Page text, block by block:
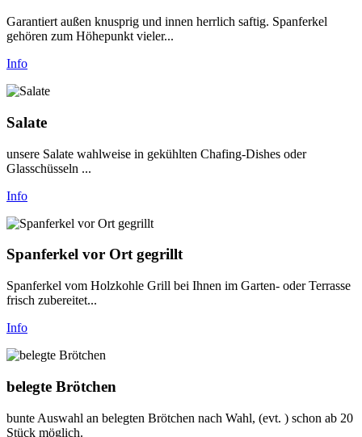
Garantiert außen knusprig und innen herrlich saftig. Spanferkel
gehören zum Höhepunkt vieler...
Info
Salate
unsere Salate wahlweise in gekühlten Chafing-Dishes oder
Glasschüsseln ...
Info
Spanferkel vor Ort gegrillt
Spanferkel vom Holzkohle Grill bei Ihnen im Garten- oder Terrasse
frisch zubereitet...
Info
belegte Brötchen
bunte Auswahl an belegten Brötchen nach Wahl, (evt. ) schon ab 20
Stück möglich.